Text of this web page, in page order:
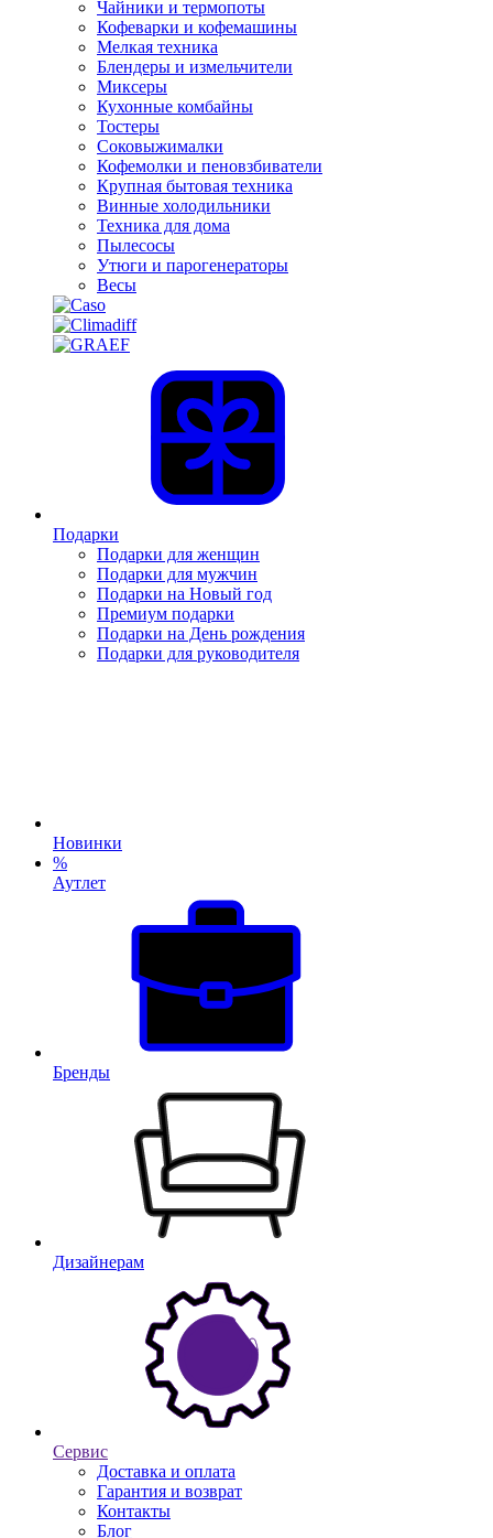
Чайники и термопоты
Кофеварки и кофемашины
Мелкая техника
Блендеры и измельчители
Миксеры
Кухонные комбайны
Тостеры
Соковыжималки
Кофемолки и пеновзбиватели
Крупная бытовая техника
Винные холодильники
Техника для дома
Пылесосы
Утюги и парогенераторы
Весы
Подарки
Подарки для женщин
Подарки для мужчин
Подарки на Новый год
Премиум подарки
Подарки на День рождения
Подарки для руководителя
Новинки
%
Аутлет
Бренды
Дизайнерам
Сервис
Доставка и оплата
Гарантия и возврат
Контакты
Блог